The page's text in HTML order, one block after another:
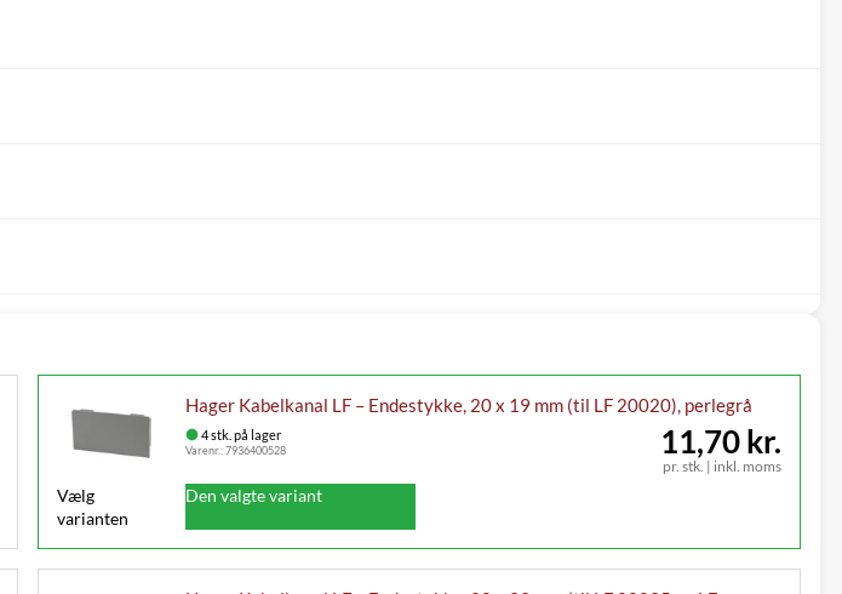
Hager Kabelkanal LF – Endestykke, 20 x 19 mm (til LF 20020), perlegrå
4 stk. på lager
Varenr.:7936400528
pr. stk. | inkl. moms
11,70 kr.
Vælg
varianten
Den valgte variant